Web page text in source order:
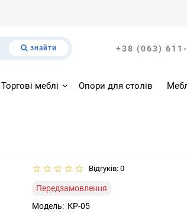
знайти +38 (063)
Торгові меблі Опори для столів
Відгуків: 0
Передзамовлення
Модель: КР-05